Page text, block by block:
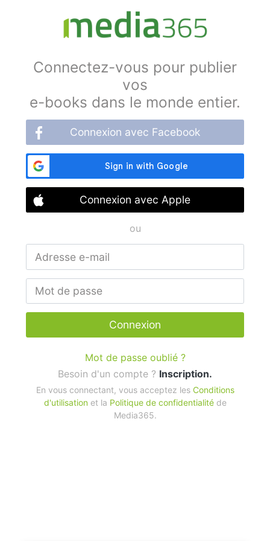
Connectez-vous pour publier
vos
e-books dans le monde entier.
Connexion avec Facebook
Connexion avec Apple
ou
Connexion
Mot de passe oublié ?
Besoin d'un compte ? Inscription.
En vous connectant, vous acceptez les Conditions
d'utilisation et la Politique de confidentialitéde
Media365.